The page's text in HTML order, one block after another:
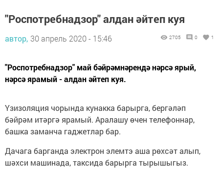
"Роспотребнадзор" алдан әйтеп куя
автор, 30 апрель 2020 - 15:46 2705 0 1
"Роспотребнадзор" май бәйрәмнәрендә нәрсә ярый,
нәрсә ярамый - алдан әйтеп куя.
Үзизоляция чорында кунакка барырга, бергәләп
бәйрәм итәргә ярамый. Аралашу өчен телефоннар,
башка заманча гаджетлар бар.
Дачага барганда электрон элемтэ аша рөхсәт алып,
шәхси машинада, таксида барырга тырышыгыз.